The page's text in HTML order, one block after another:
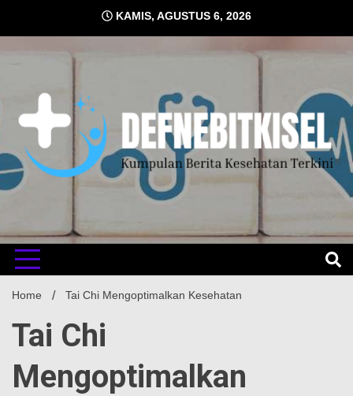
content
KAMIS, AGUSTUS 6, 2026
Home Tai Chi Mengoptimalkan Kesehatan
Tai Chi
Mengoptimalkan